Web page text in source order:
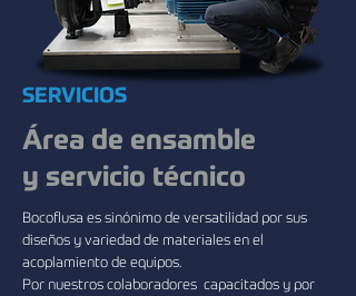
SERVICIOS
​Área de ensamble
y servicio técnico
Bocoflusa es sinónimo de versatilidad por sus
diseños y variedad de materiales en el
acoplamiento de equipos.
Por nuestros colaboradores capacitados y por